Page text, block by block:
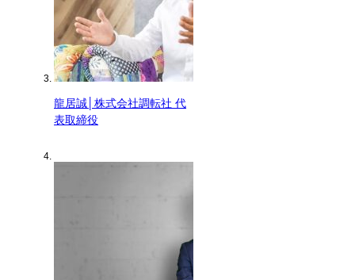
龍居誠│株式会社調転社 代
表取締役